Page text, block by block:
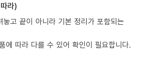
라)
놓고 끝이 아니라 기본 정리가 포함되는
에 따라 다를 수 있어 확인이 필요합니다.